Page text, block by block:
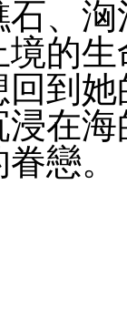
、
的
到
在
戀。